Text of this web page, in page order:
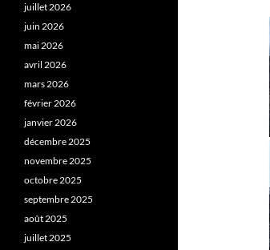
juillet 2026
juin 2026
mai 2026
avril 2026
mars 2026
février 2026
janvier 2026
décembre 2025
novembre 2025
octobre 2025
septembre 2025
août 2025
juillet 2025